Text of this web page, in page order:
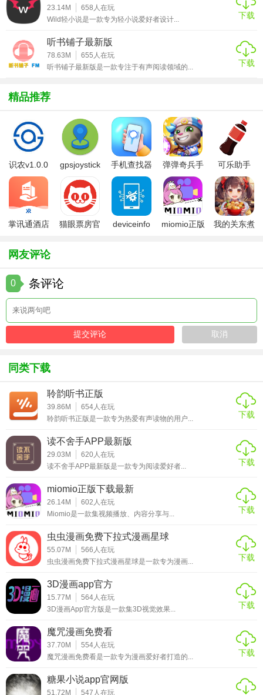
【屯漫(Tunman)亮点】
1. 高清画质：提供高清、清晰的漫画图片，提升阅读体验。
2. 更新提醒：关注漫画更新，及时推送通知。
4. 多语言支持：支持多种语言界面，满足不同用户需求。
【屯漫(Tunman)优势】
1. 资源丰富：拥有庞大的漫画库，几乎涵盖了所有热门及经
典作品。
2. 更新迅速：与各大漫画平台同步更新，确保内容的新鲜
度。
3. 界面友好：设计简洁直观，操作便捷，适合各年龄段用
5. 兼容性高：支持多种设备，无论是手机、平板还是电脑，
都能流畅使用。
【屯漫(Tunman)测评】
了众多漫画爱好者的首选。无论是对于寻找特定漫画的精准
色。其社区互动功能更是增加了用户的粘性，使得阅读不再
孤单。总体而言，屯漫是一款值得推荐的漫画阅读与管理工
23.14M 658 人在玩
Wild轻小说是一款专为轻小说爱好者设计...
下载
听书铺子最新版
78.63M 655 人在玩
听书铺子最新版是一款专注于有声阅读领域的...
下载
精品推荐
识农v1.0.0
gpsjoystick
手机查找器
app
弹弹奇兵手
游免费版
可乐助手
5.26版本
掌讯通酒店
猫眼票房官
deviceinfo
miomio正版
我的关东煮
网友评论
0 条评论
同类下载
聆韵听书正版
39.86M 654人在玩
聆韵听书正版是一款专为热爱有声读物的用户...
下载
读不舍手APP最新版
29.03M 620人在玩
读不舍手APP最新版是一款专为阅读爱好者...
下载
miomio正版下载最新
26.14M 602 人在玩
Miomio是一款集视频播放、内容分享与...
下载
虫虫漫画免费下拉式漫画星球
55.07M 566 人在玩
虫虫漫画免费下拉式漫画星球是一款专为漫画...
下载
3D漫画app官方
15.77M 564人在玩
3D漫画App官方版是一款集3D视觉效果...
下载
魔咒漫画免费看
37.70M 554人在玩
魔咒漫画免费看是一款专为漫画爱好者打造的...
下载
糖果小说app官网版
51.72M 547 人在玩